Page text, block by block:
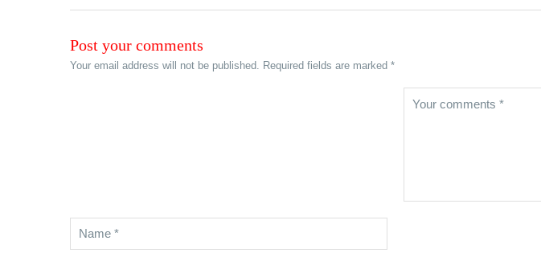
Post your comments
Your email address will not be published. Required fields are marked *